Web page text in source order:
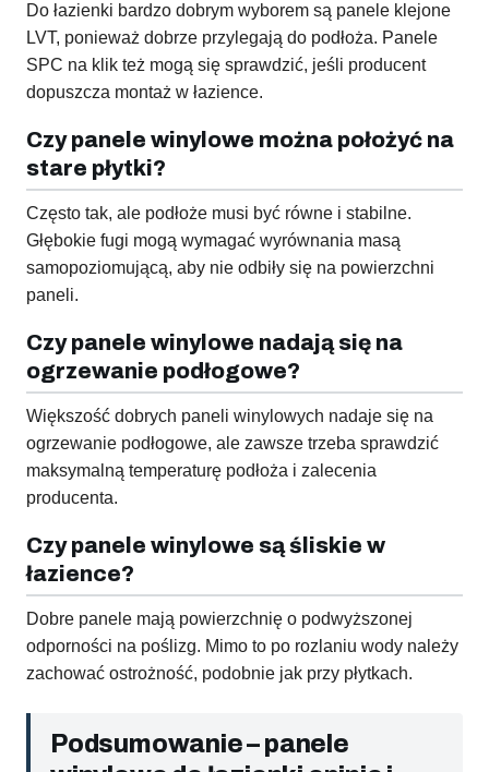
Do łazienki bardzo dobrym wyborem są panele klejone
LVT, ponieważ dobrze przylegają do podłoża. Panele
SPC na klik też mogą się sprawdzić, jeśli producent
dopuszcza montaż w łazience.
Czy panele winylowe można położyć na
stare płytki?
Często tak, ale podłoże musi być równe i stabilne.
Głębokie fugi mogą wymagać wyrównania masą
samopoziomującą, aby nie odbiły się na powierzchni
paneli.
Czy panele winylowe nadają się na
ogrzewanie podłogowe?
Większość dobrych paneli winylowych nadaje się na
ogrzewanie podłogowe, ale zawsze trzeba sprawdzić
maksymalną temperaturę podłoża i zalecenia
producenta.
Czy panele winylowe są śliskie w
łazience?
Dobre panele mają powierzchnię o podwyższonej
odporności na poślizg. Mimo to po rozlaniu wody należy
zachować ostrożność, podobnie jak przy płytkach.
Podsumowanie – panele